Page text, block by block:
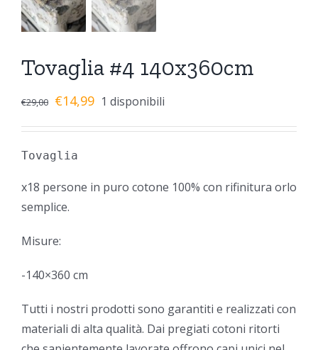
Tovaglia #4 140x360cm
€29,00 €14,99 1 disponibili
Tovaglia
x18 persone in puro cotone 100% con rifinitura orlo
semplice.
Misure:
-140×360 cm
Tutti i nostri prodotti sono garantiti e realizzati con
materiali di alta qualità. Dai pregiati cotoni ritorti